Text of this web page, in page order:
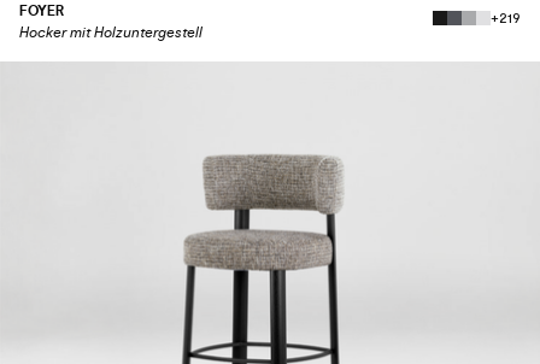
FOYER
Hocker mit Holzuntergestell
+219